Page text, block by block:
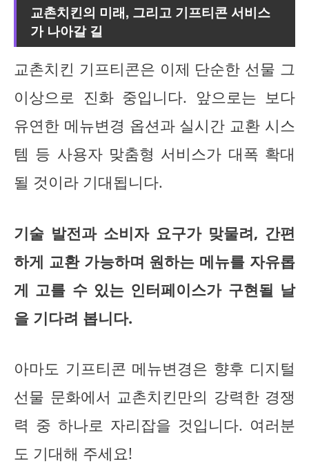
교촌치킨의 미래, 그리고 기프티콘 서비스
가 나아갈 길
교촌치킨 기프티콘은 이제 단순한 선물 그
이상으로 진화 중입니다. 앞으로는 보다
유연한 메뉴변경 옵션과 실시간 교환 시스
템 등 사용자 맞춤형 서비스가 대폭 확대
될 것이라 기대됩니다.
기술 발전과 소비자 요구가 맞물려, 간편
하게 교환 가능하며 원하는 메뉴를 자유롭
게 고를 수 있는 인터페이스가 구현될 날
을 기다려 봅니다.
아마도 기프티콘 메뉴변경은 향후 디지털
선물 문화에서 교촌치킨만의 강력한 경쟁
력 중 하나로 자리잡을 것입니다. 여러분
도 기대해 주세요!